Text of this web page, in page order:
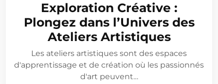
2025
Exploration Créative :
Plongez dans l’Univers des
Ateliers Artistiques
Les ateliers artistiques sont des espaces
d'apprentissage et de création où les passionnés
d'art peuvent…